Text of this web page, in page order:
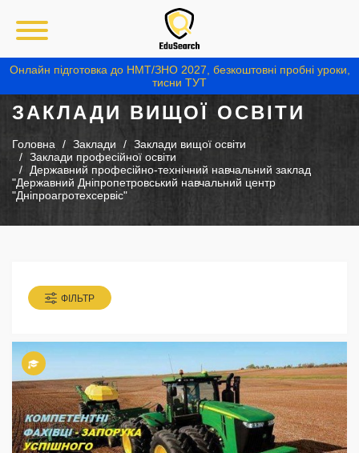
Онлайн підготовка до НМТ/ЗНО 2027, безкоштовні пробні уроки,
тисни ТУТ
ЗАКЛАДИ ВИЩОЇ ОСВІТИ
Головна Заклади
Заклади вищої освіти
Заклади професійної освіти
Державний професійно-технічний навчальний заклад
"Державний Дніпропетровський навчальний центр
"Дніпроагротехсервіс"
ФІЛЬТР